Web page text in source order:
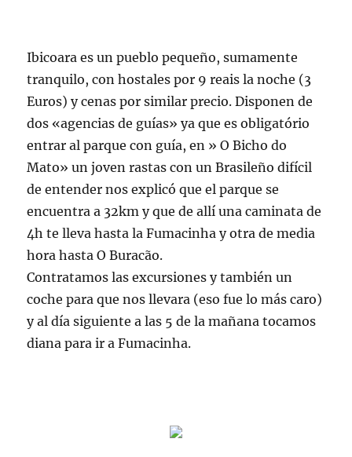
Ibicoara es un pueblo pequeño, sumamente
tranquilo, con hostales por 9reais la noche (3
Euros) y cenas por similar precio. Disponen de
dos «agencias de guías» ya que esobligatório
entrar al parque con guía, en » O Bicho do
Mato» un jovenrastas con un Brasileño difícil
de entender nos explicó que el parque se
encuentra a 32km y que de allí una caminata de
4h te lleva hasta laFumacinha y otra de media
hora hasta OBuracão.
Contratamos las excursiones y también un
coche para que nos llevara (eso fue lo más caro)
y al día siguiente a las 5 de la mañana tocamos
diana para ir aFumacinha.